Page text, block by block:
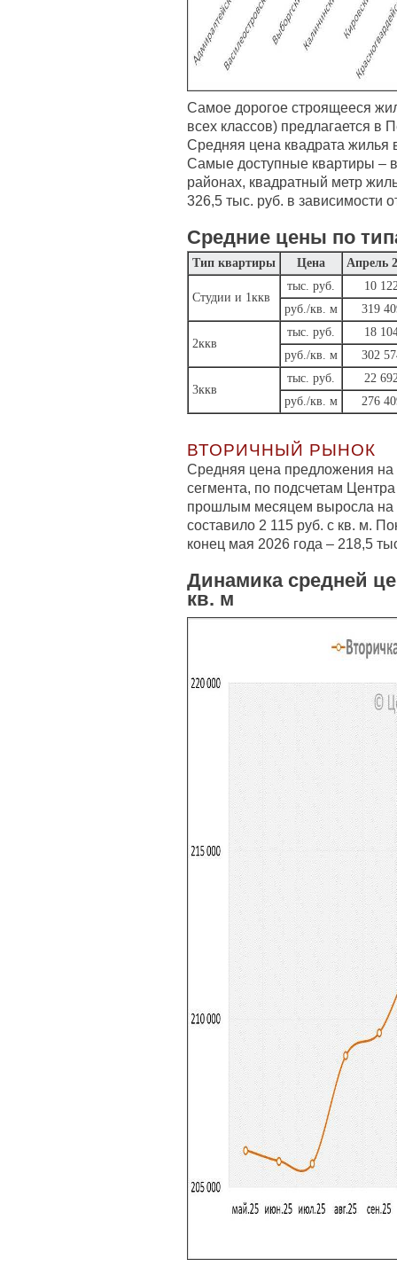
Самое дорогое строящееся
всех классов) предлагается в
Средняя цена квадрата жилья
Самые доступные квартиры –
районах, квадратный метр
326,5 тыс. руб. в зависимости
Средние цены по
Тип квартиры Цена Апрель
Студии и 1ккв
тыс. руб.
10
руб./кв. м
319
2ккв
тыс. руб.
18
руб./кв. м
302
3ккв
тыс. руб.
22
руб./кв. м
276
ВТОРИЧНЫЙ РЫНОК
Средняя цена предложения
сегмента, по подсчетам
прошлым месяцем выросла на
составило 2 115 руб. с кв. м.
конец мая 2026 года – 218,5
Динамика средней
кв. м